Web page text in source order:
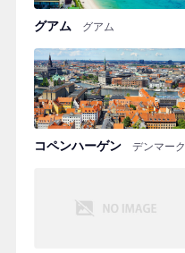
グアム グアム
コペンハーゲン デンマーク